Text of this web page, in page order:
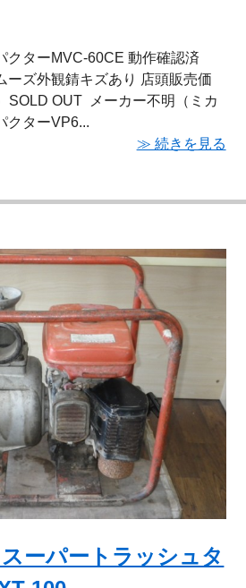
クターMVC-60CE 動作確認済
ーズ外観錆キズあり 店頭販売価
SOLD OUT メーカー不明（ミカ
クターVP6...
≫ 続きを見る
ーパートラッシュタ